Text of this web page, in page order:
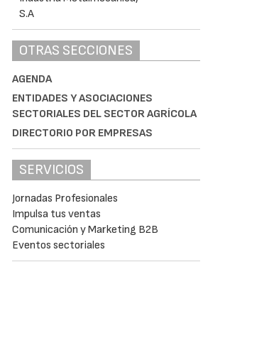
OTRAS SECCIONES
AGENDA
ENTIDADES Y ASOCIACIONES
SECTORIALES DEL SECTOR AGRÍCOLA
DIRECTORIO POR EMPRESAS
SERVICIOS
Jornadas Profesionales
Impulsa tus ventas
Comunicación y Marketing B2B
Eventos sectoriales